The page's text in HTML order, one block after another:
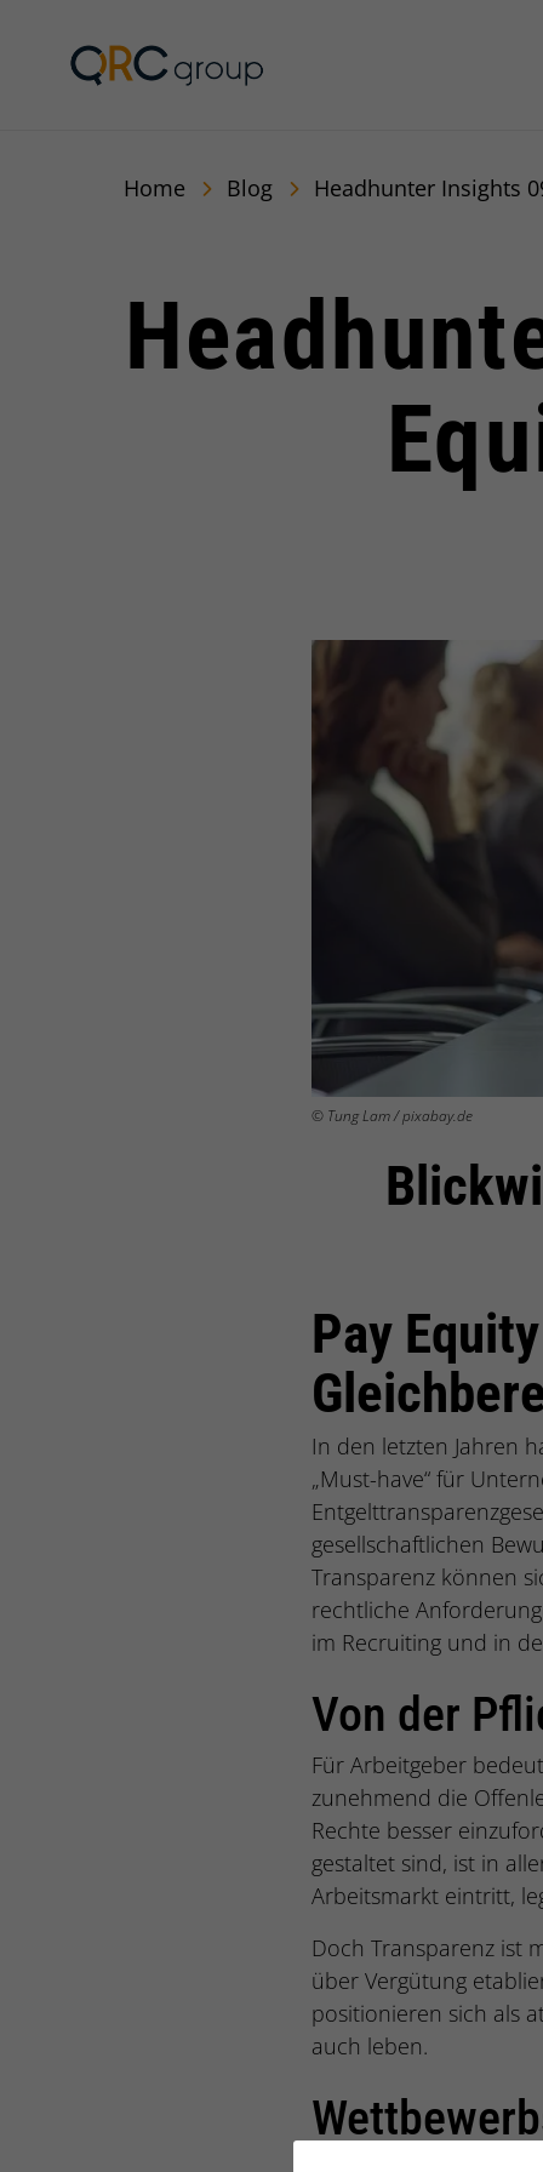
Home Blog Headhunter Insights
© Tung Lam / pixabay.de
Pay
In den letzten Jahren
„Must-have“ für
gesellschaftlichen
Transparenz können
rechtliche
im Recruiting und in
Von der
Für Arbeitgeber
zunehmend die
Rechte besser
gestaltet sind, ist in
Arbeitsmarkt eintritt,
Doch Transparenz ist
über Vergütung
positionieren sich als
auch leben.